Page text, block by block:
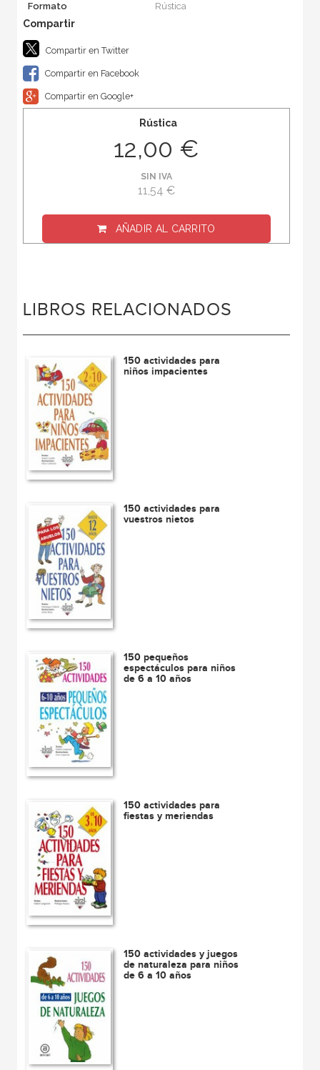
Formato
Rústica
Compartir en Twitter
Compartir en Facebook
Compartir en Google+
Rústica
12,00 €
SIN IVA
11,54 €
AÑADIR AL CARRITO
LIBROS RELACIONADOS
150 actividades para
niños impacientes
150 actividades para
vuestros nietos
150 pequeños
espectáculos para niños
de 6 a 10 años
150 actividades para
fiestas y meriendas
150 actividades y juegos
de naturaleza para niños
de 6 a 10 años